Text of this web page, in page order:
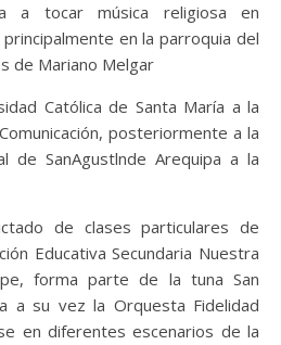
a tocar música religiosa en
en la parroquia del
de Mariano Melgar
Católica de Santa María a la
posteriormente a la
de SanAgustlnde Arequipa a la
de clases particulares de
Educativa Secundaria Nuestra
forma parte de la tuna San
a su vez la Orquesta Fidelidad
en diferentes escenarios de la